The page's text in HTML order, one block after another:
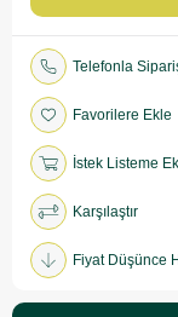
Telefonla
Favorilere Ekle
İstek Listeme
Karşılaştır
Fiyat Düşünce